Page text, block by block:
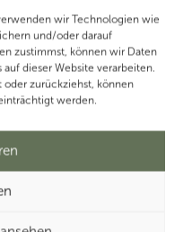
wir Technologien wie
und/oder darauf
zustimmst, können wir Daten
dieser Website verarbeiten.
zurückziehst, können
werden.
zur
Folge,
dass
die
sie
Änderungsrahmen